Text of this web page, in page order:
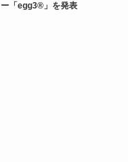
「egg3®」を発表